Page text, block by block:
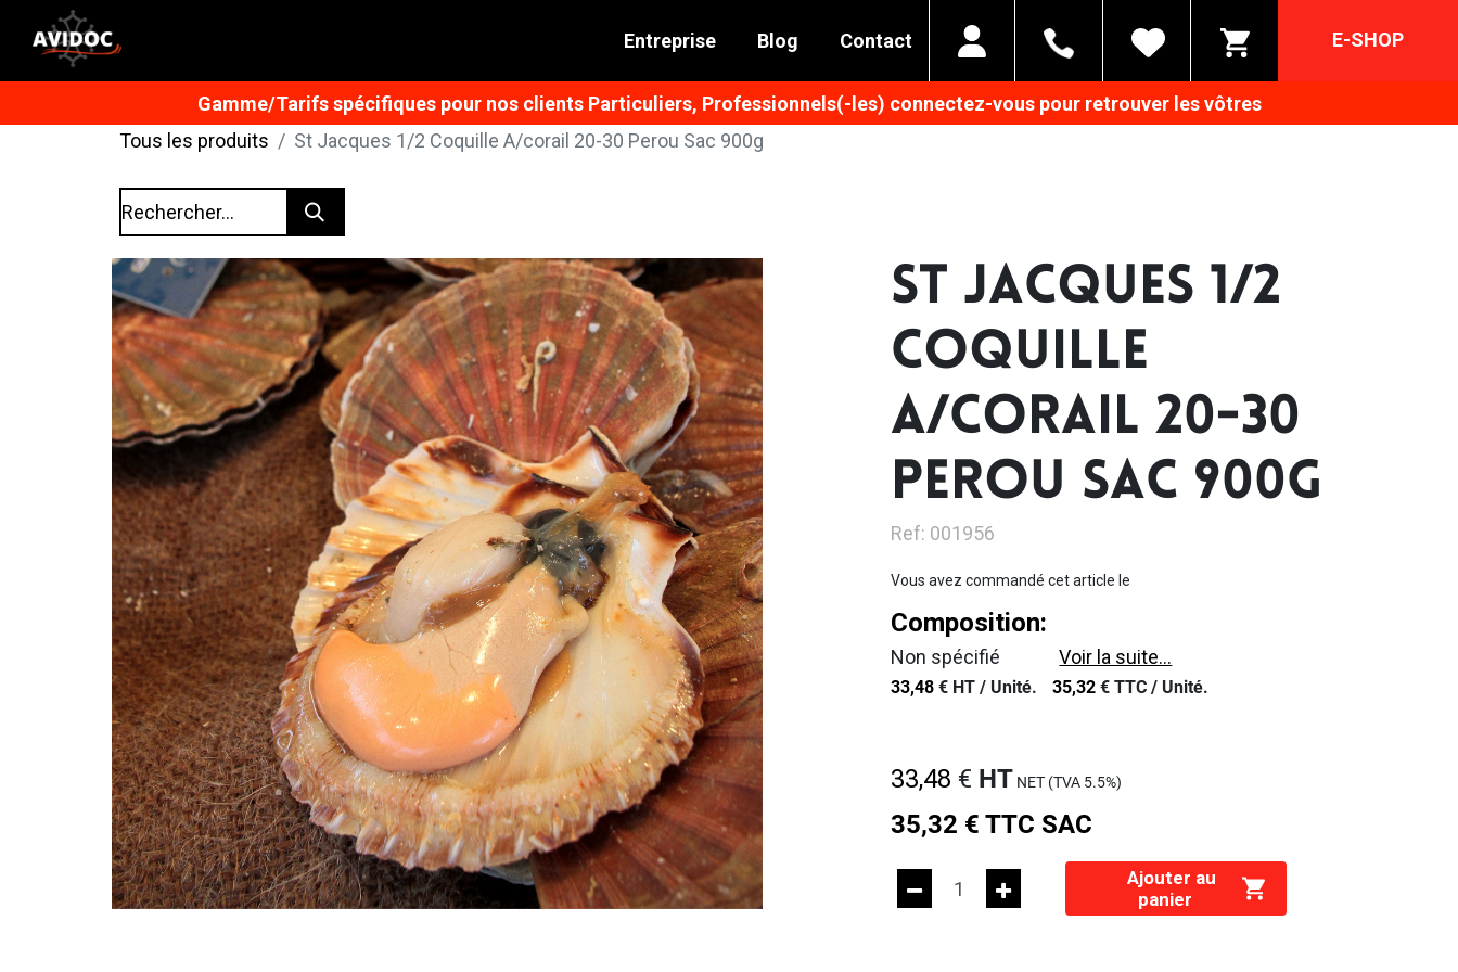
Entreprise Blog Contact E-SHOP
Gamme/Tarifs spécifiques pour nos clients Particuliers, Professionnels(-les) connectez-vous pour retrouver les vôtres
Tous les produits
St Jacques 1/2 Coquille A/corail 20-30 Perou Sac 900g
ST JACQUES 1/2
COQUILLE
A/CORAIL 20-30
PEROU SAC 900G
Ref: 001956
Vous avez commandé cet article le
Composition:
Non spécifié Voir la suite...
33,48 € HT / Unité. 35,32 € TTC / Unité.
33,48 € HT NET (TVA 5.5%)
35,32 € TTC SAC
Ajouter au
panier